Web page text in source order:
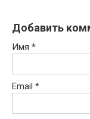
Добавить
Имя *
Email *